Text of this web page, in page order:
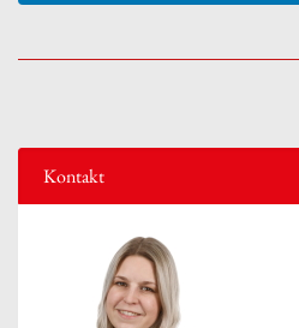
Kontakt